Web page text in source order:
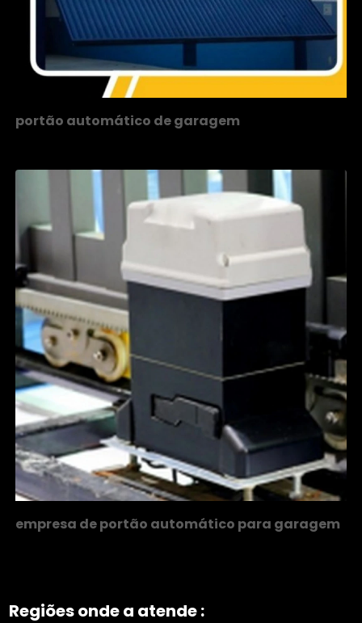
portão automático de garagem
empresa de portão automático para garagem
Regiões onde a atende :